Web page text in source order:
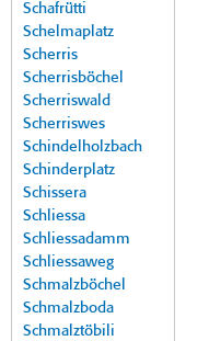
Schafrütti
Schelmaplatz
Scherris
Scherrisböchel
Scherriswald
Scherriswes
Schindelholzbach
Schinderplatz
Schissera
Schliessa
Schliessadamm
Schliessaweg
Schmalzböchel
Schmalzboda
Schmalztöbili